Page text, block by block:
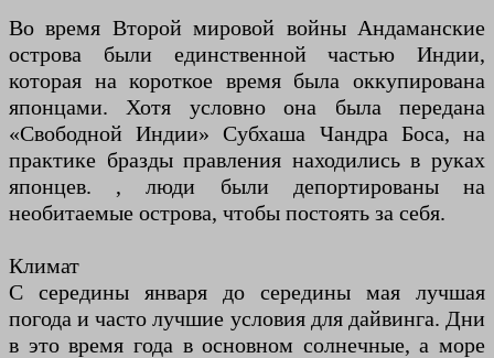
Во время Второй мировой войны Андаманские
острова были единственной частью Индии,
которая на короткое время была оккупирована
японцами. Хотя условно она была передана
«Свободной Индии» Субхаша Чандра Боса, на
практике бразды правления находились в руках
японцев. , люди были депортированы на
необитаемые острова, чтобы постоять за себя.
Климат
С середины января до середины мая лучшая
погода и часто лучшие условия для дайвинга. Дни
в это время года в основном солнечные, а море